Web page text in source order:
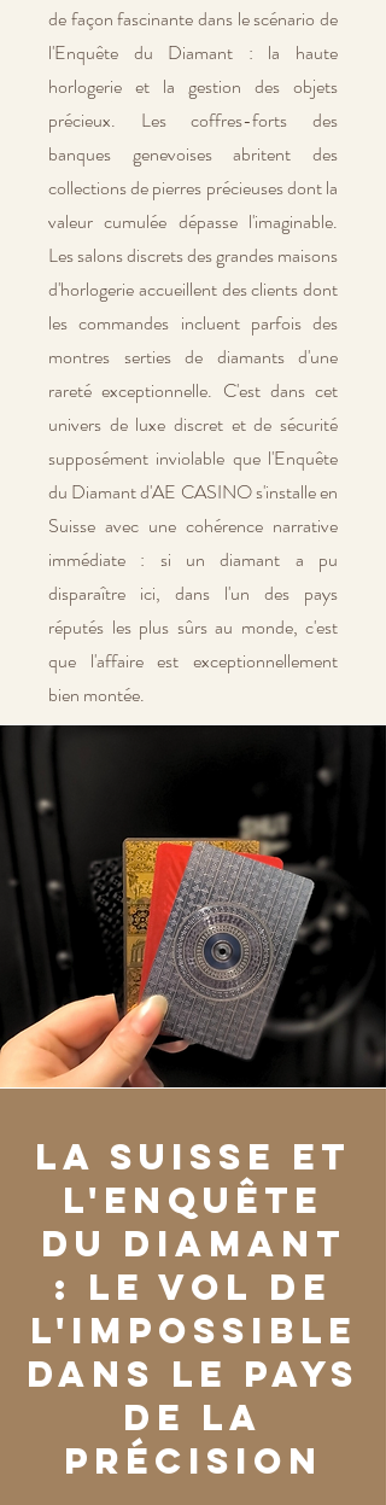
de façon fascinante dans le scénario de
l'Enquête du Diamant : la haute
horlogerie et la gestion des objets
précieux. Les coffres-forts des
banques genevoises abritent des
collections de pierres précieuses dont la
valeur cumulée dépasse l'imaginable.
Les salons discrets des grandes maisons
d'horlogerie accueillent des clients dont
les commandes incluent parfois des
montres serties de diamants d'une
rareté exceptionnelle. C'est dans cet
univers de luxe discret et de sécurité
supposément inviolable que l'Enquête
du Diamant d'AE CASINO s'installe en
Suisse avec une cohérence narrative
immédiate : si un diamant a pu
disparaître ici, dans l'un des pays
réputés les plus sûrs au monde, c'est
que l'affaire est exceptionnellement
bien montée.
La Suisse et
l'Enquête
du Diamant
: le vol de
l'impossible
dans le pays
de la
précision